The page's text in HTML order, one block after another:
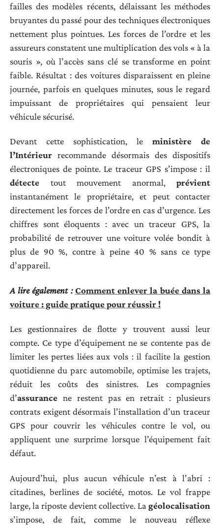
failles des modèles récents, délaissant les méthodes
bruyantes du passé pour des techniques électroniques
nettement plus pointues. Les forces de l’ordre et les
assureurs constatent une multiplication des vols « à la
souris », où l’accès sans clé se transforme en point
faible. Résultat : des voitures disparaissent en pleine
journée, parfois en quelques minutes, sous le regard
impuissant de propriétaires qui pensaient leur
véhicule sécurisé.
Devant cette sophistication, le ministère de
l’Intérieur recommande désormais des dispositifs
électroniques de pointe. Le traceur GPS s’impose : il
détecte tout mouvement anormal, prévient
instantanément le propriétaire, et peut contacter
directement les forces de l’ordre en cas d’urgence. Les
chiffres sont éloquents : avec un traceur GPS, la
probabilité de retrouver une voiture volée bondit à
plus de 90 %, contre à peine 40 % sans ce type
d’appareil.
A lire également : Comment enlever la buée dans la
voiture : guide pratique pour réussir !
Les gestionnaires de flotte y trouvent aussi leur
compte. Ce type d’équipement ne se contente pas de
limiter les pertes liées aux vols : il facilite la gestion
quotidienne du parc automobile, optimise les trajets,
réduit les coûts des sinistres. Les compagnies
d’assurance ne restent pas en retrait : plusieurs
contrats exigent désormais l’installation d’un traceur
GPS pour couvrir les véhicules contre le vol, ou
appliquent une surprime lorsque l’équipement fait
défaut.
Aujourd’hui, plus aucun véhicule n’est à l’abri :
citadines, berlines de société, motos. Le vol frappe
large, la riposte devient collective. La géolocalisation
s’impose, de fait, comme le nouveau réflexe